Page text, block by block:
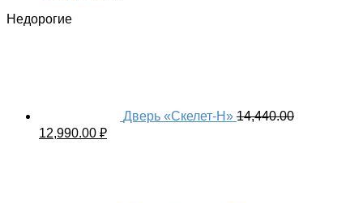
Недорогие
Дверь «Скелет-Н» 14,440.00
12,990.00 ₽